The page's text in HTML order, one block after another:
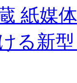
紙媒
る新